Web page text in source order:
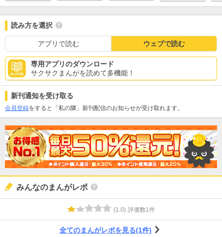
読み方を選択
アプリで読む ウェブで読む
専用アプリのダウンロード
サクサクまんがを読めて多機能！
新刊通知を受け取る
会員登録をすると「私の隣」新刊配信のお知らせが受け取れます。
みんなのまんがレポ
(1.0) 評価数1件
全てのまんがレポを見る(1件)